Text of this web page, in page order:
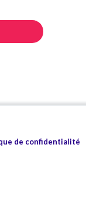
de confidentialité